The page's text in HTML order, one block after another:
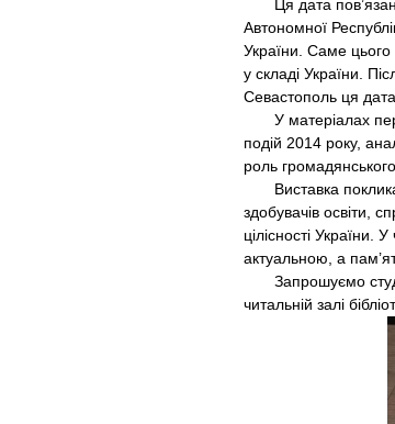
Ця дата
Автономної
України. Саме
у складі України.
Севастополь ця
У матеріалах
подій 2014 року,
роль громадянського
Виставка
здобувачів освіти,
цілісності
актуальною, а
Запрошуємо
читальній залі